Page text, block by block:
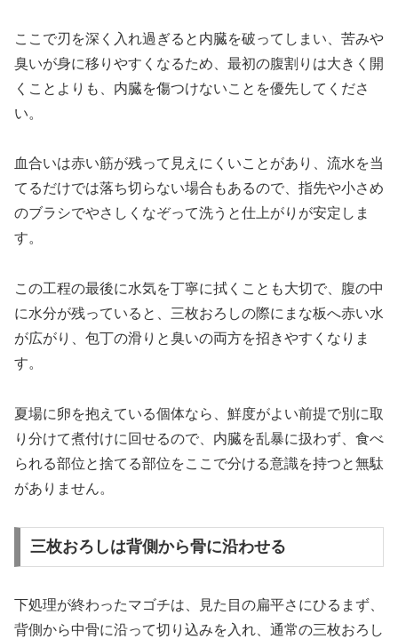
ここで刃を深く入れ過ぎると内臓を破ってしまい、苦みや
臭いが身に移りやすくなるため、最初の腹割りは大きく開
くことよりも、内臓を傷つけないことを優先してくださ
い。
血合いは赤い筋が残って見えにくいことがあり、流水を当
てるだけでは落ち切らない場合もあるので、指先や小さめ
のブラシでやさしくなぞって洗うと仕上がりが安定しま
す。
この工程の最後に水気を丁寧に拭くことも大切で、腹の中
に水分が残っていると、三枚おろしの際にまな板へ赤い水
が広がり、包丁の滑りと臭いの両方を招きやすくなりま
す。
夏場に卵を抱えている個体なら、鮮度がよい前提で別に取
り分けて煮付けに回せるので、内臓を乱暴に扱わず、食べ
られる部位と捨てる部位をここで分ける意識を持つと無駄
がありません。
三枚おろしは背側から骨に沿わせる
下処理が終わったマゴチは、見た目の扁平さにひるまず、
背側から中骨に沿って切り込みを入れ、通常の三枚おろし